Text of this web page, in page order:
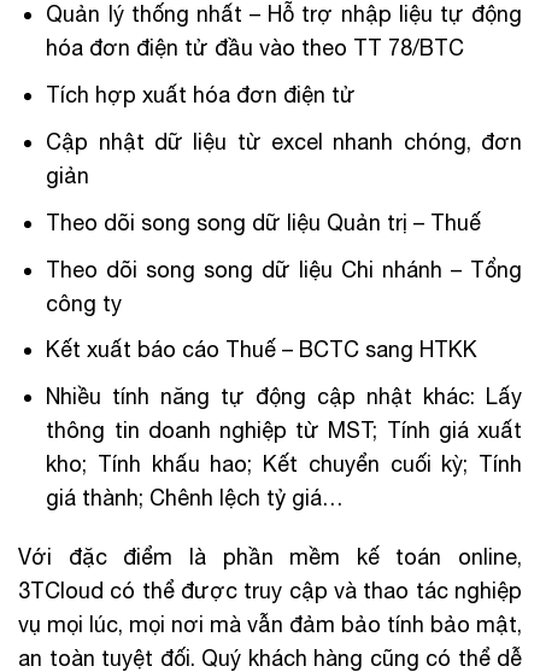
Quản lý thống nhất – Hỗ trợ nhập liệu tự động
hóa đơn điện tử đầu vào theo TT 78/BTC
Tích hợp xuất hóa đơn điện tử
Cập nhật dữ liệu từ excel nhanh chóng, đơn
giản
Theo dõi song song dữ liệu Quản trị – Thuế
Theo dõi song song dữ liệu Chi nhánh – Tổng
công ty
Kết xuất báo cáo Thuế – BCTC sang HTKK
Nhiều tính năng tự động cập nhật khác: Lấy
thông tin doanh nghiệp từ MST; Tính giá xuất
kho; Tính khấu hao; Kết chuyển cuối kỳ; Tính
giá thành; Chênh lệch tỷ giá…
Với đặc điểm là phần mềm kế toán online,
3TCloud có thể được truy cập và thao tác nghiệp
vụ mọi lúc, mọi nơi mà vẫn đảm bảo tính bảo mật,
an toàn tuyệt đối. Quý khách hàng cũng có thể dễ